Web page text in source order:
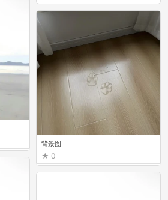
背景图
0